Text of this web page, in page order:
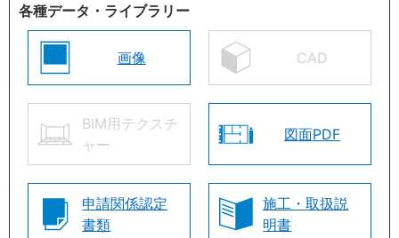
各種データ・ライブラリー
画像 CAD
BIM用テクスチ
ャー
図面PDF
申請関係認定
書類
施工・取扱説
明書